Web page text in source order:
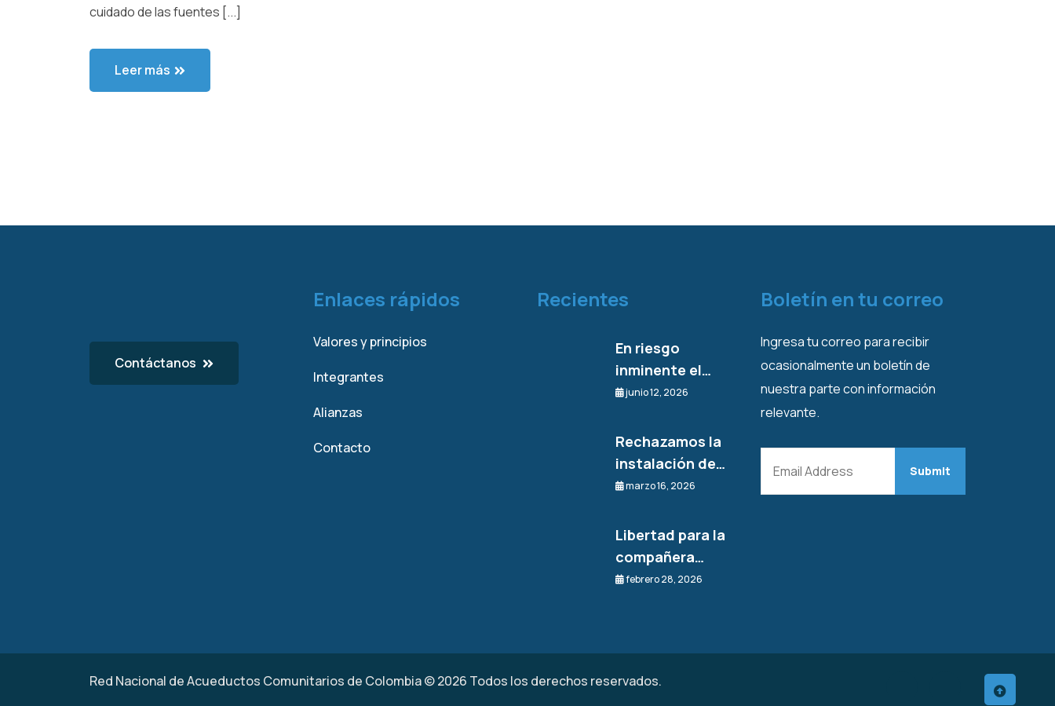
cuidado de las fuentes [...]
Leer más
Contáctanos
Enlaces rápidos
Valores y principios
Integrantes
Alianzas
Contacto
Recientes
En riesgo
inminente el…
junio 12, 2026
Rechazamos la
instalación de…
marzo 16, 2026
Libertad para la
compañera…
febrero 28, 2026
Boletín en tu correo
Ingresa tu correo para recibir
ocasionalmente un boletín de
nuestra parte con información
relevante.
Red Nacional de Acueductos Comunitarios de Colombia © 2026 Todos los derechos reservados.